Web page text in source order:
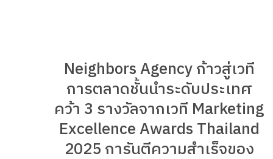
Neighbors Agency ก้าวสู่เวที
การตลาดชั้นนำระดับประเทศ
คว้า 3 รางวัลจากเวที Marketing
Excellence Awards Thailand
2025 การันตีความสำเร็จของ